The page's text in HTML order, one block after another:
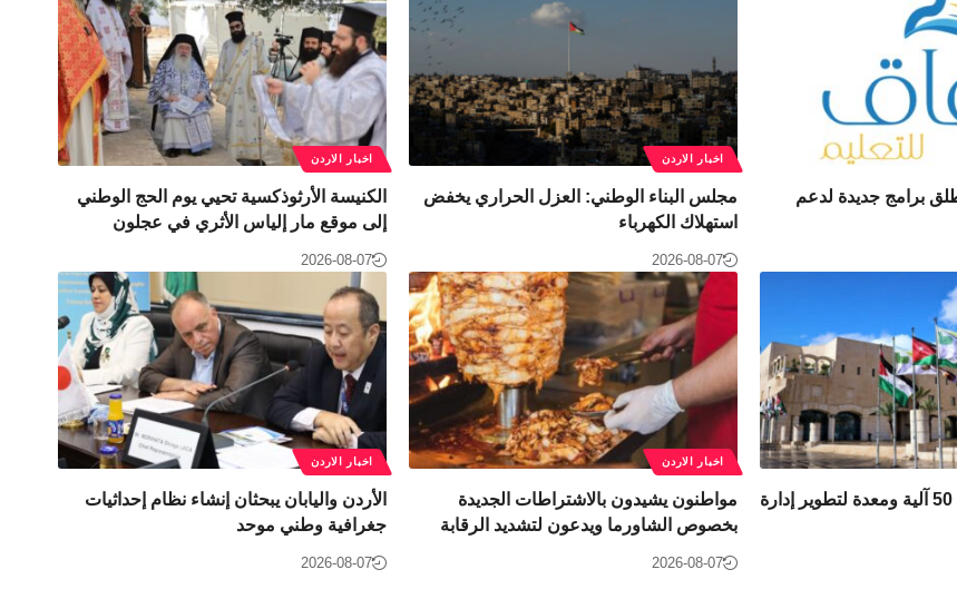
برامج جديدة لدعم
اخبار الاردن
مجلس البناء الوطني: العزل الحراري يخفض
استهلاك الكهرباء
2026-08-07
اخبار الاردن
الكنيسة الأرثوذكسية تحيي يوم الحج الوطني
إلى موقع مار إلياس الأثري في عجلون
2026-08-07
أمانة عمّان: إدخال 50 آلية ومعدة لتطوير إدارة
اخبار الاردن
مواطنون يشيدون بالاشتراطات الجديدة
بخصوص الشاورما ويدعون لتشديد الرقابة
2026-08-07
اخبار الاردن
الأردن واليابان يبحثان إنشاء نظام إحداثيات
جغرافية وطني موحد
2026-08-07